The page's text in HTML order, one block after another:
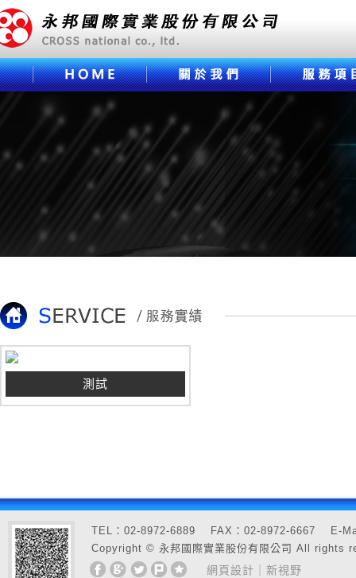
測試
TEL：02-8972-6889 FAX：02-8972-6667 E-
Copyright © 永邦國際實業股份有限公司 All rights
網頁設計 ｜新視野